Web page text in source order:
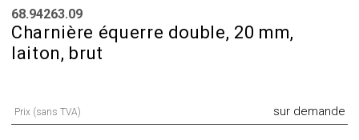
68.94263.09
Charnière équerre double, 20 mm,
laiton, brut
Prix (sans TVA) sur demande